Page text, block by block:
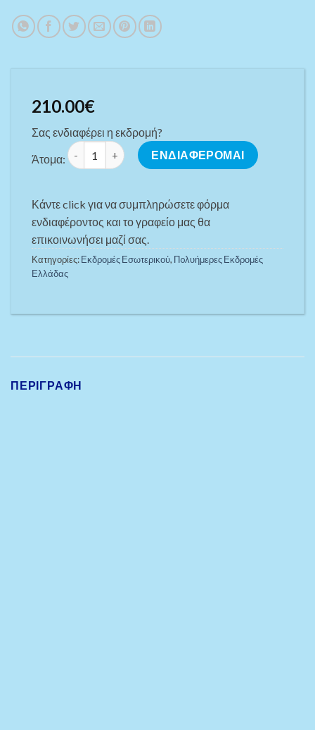
210.00€
Σας ενδιαφέρει η εκδρομή?
Άτομα:
ΤΑΞΙΔΙ ΣΤΑ ΟΜΟΡΦΑ ΚΥΘΗΡΑ: Εκεί που ο Χρόνος
ΕΝΔΙΑΦΕΡΟΜΑΙ
Κάντε click για να συμπληρώσετε φόρμα
ενδιαφέροντος και το γραφείο μας θα
επικοινωνήσει μαζί σας.
Κατηγορίες:Εκδρομές Εσωτερικού, Πoλυήμερες Εκδρομές
Ελλάδας
ΠΕΡΙΓΡΑΦΉ